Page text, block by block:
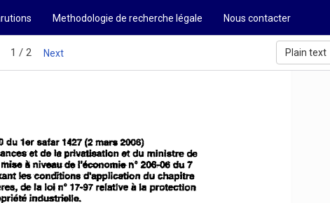
Methodologie de recherche légale Nous contacter
1 / 2 Next
Plain text
du 1sr safar 1427 (2 mars 2006)
de la privatlsatlon et du mlnlstre de
mise ii niveau de l''économien° 20&.-06 du 7
lesconditions d'application du chapltre
de la 101 n° 17-97 relative à la protectJon
industrielle.